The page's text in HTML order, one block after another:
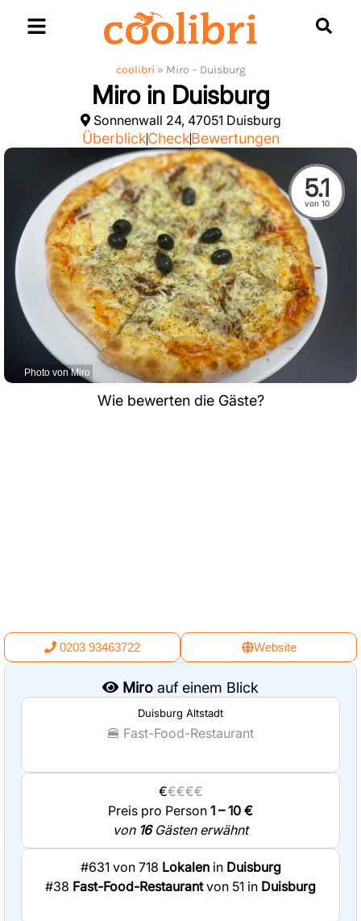
coolibri » Miro – Duisburg
Miro in Duisburg
Sonnenwall 24, 47051 Duisburg
ÜberblickCheckBewertungen
5.1
von 10
Photo von Miro
Wie bewerten die Gäste?
0203 93463722 Website
Miro auf einem Blick
Duisburg Altstadt
🍔 Fast-Food-Restaurant
€€€€€
Preis pro Person 1 – 10 €
von 16Gästen erwähnt
#631 von 718 Lokalenin Duisburg
#38 Fast-Food-Restaurantvon 51 in Duisburg